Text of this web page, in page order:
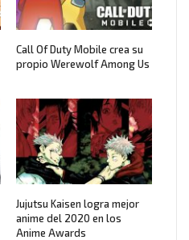
Call Of Duty Mobile crea su
propio Werewolf Among Us
Jujutsu Kaisen logra mejor
anime del 2020 en los
Anime Awards